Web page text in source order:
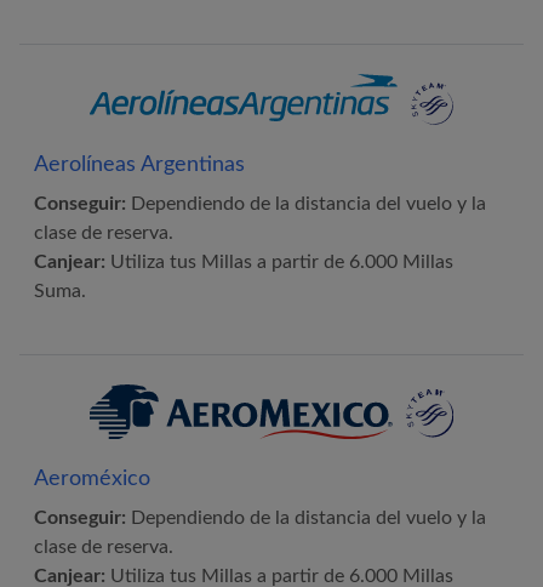
Aerolíneas Argentinas
Conseguir: Dependiendo de la distancia del vuelo y la
clase de reserva.
Canjear: Utiliza tus Millas a partir de 6.000 Millas
Suma.
Aeroméxico
Conseguir: Dependiendo de la distancia del vuelo y la
clase de reserva.
Canjear: Utiliza tus Millas a partir de 6.000 Millas